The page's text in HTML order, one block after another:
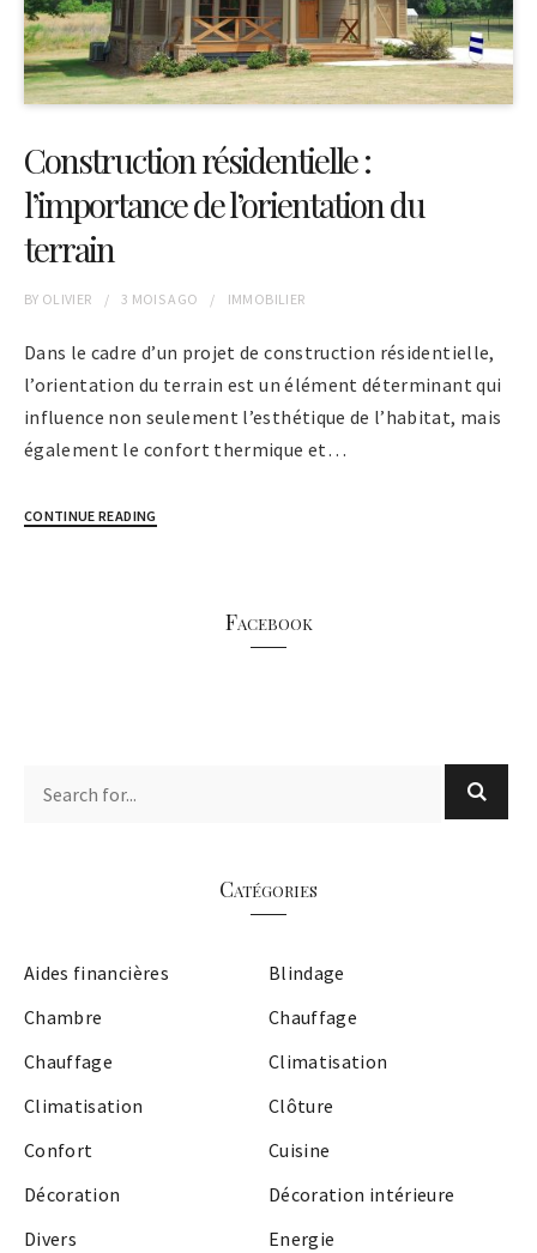
Construction résidentielle :
l’importance de l’orientation du
terrain
BY OLIVIER 3 MOISAGO IMMOBILIER
Dans le cadre d’un projet de construction résidentielle,
l’orientation du terrain est un élément déterminant qui
influence non seulement l’esthétique de l’habitat, mais
également le confort thermique et…
CONTINUE READING
Facebook
Catégories
Aides financières
Blindage
Chambre
Chauffage
Chauffage
Climatisation
Climatisation
Clôture
Confort
Cuisine
Décoration
Décoration intérieure
Divers
Energie